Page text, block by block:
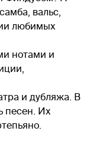
вальс,
любимых
нотами и
и дубляжа. В
песен. Их